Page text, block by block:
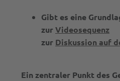
Gibt es eine
zurVideosequenz
zur Diskussion auf
Ein zentraler Punkt des